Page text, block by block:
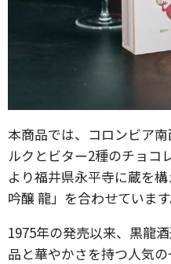
本商品では、コロンビア
ルクとビター2種のチョコ
より福井県永平寺に蔵を
吟醸 龍」を合わせています
1975年の発売以来、黒龍
品と華やかさを持つ人気